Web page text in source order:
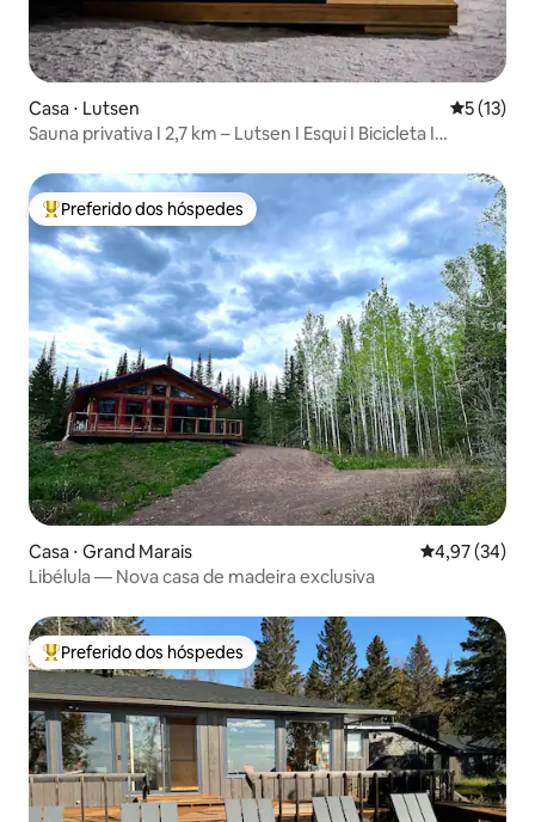
Casa ⋅ Lutsen 5 de uma
5 (13)
Sauna privativa I 2,7 km – Lutsen I Esqui I Bicicleta I
Entre os melhores preferidos dos hóspedes
Preferido dos hóspedes
Casa ⋅ Grand Marais 4,97 de uma
4,97 (34)
Libélula — Nova casa de madeira exclusiva
Entre os melhores preferidos dos hóspedes
Preferido dos hóspedes